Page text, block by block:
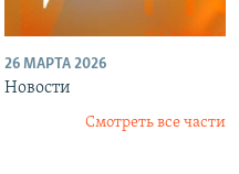
26 МАРТА 2026
Новости
Смотреть все части